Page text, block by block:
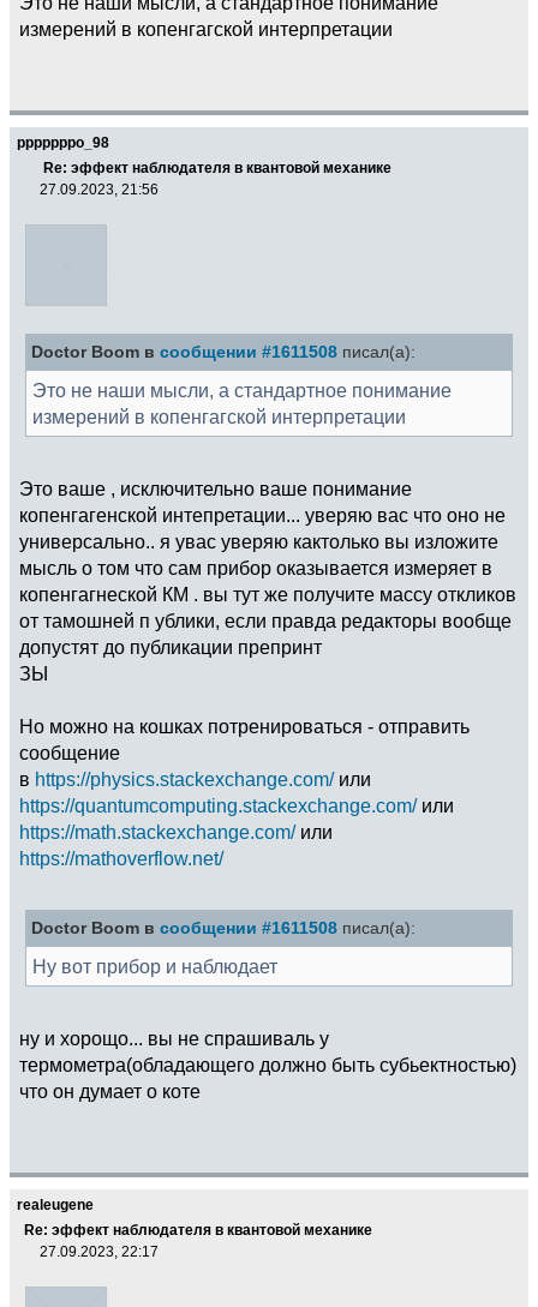
измерений в копенгагской интерпретации
pppppppo_98
Re: эффект наблюдателя в квантовой механике
27.09.2023, 21:56
Doctor Boom в сообщении #1611508 писал(а):
Это не наши мысли, а стандартное понимание
измерений в копенгагской интерпретации
Это ваше , исключительно ваше понимание
копенгагенской интепретации... уверяю вас что оно не
универсально.. я увас уверяю кактолько вы изложите
мысль о том что сам прибор оказывается измеряет в
копенгагнеской КМ . вы тут же получите массу откликов
от тамошней п ублики, если правда редакторы вообще
допустят до публикации препринт
ЗЫ
Но можно на кошках потренироваться - отправить
сообщение
в https://physics.stackexchange.com/или
https://quantumcomputing.stackexchange.com/или
https://math.stackexchange.com/или
https://mathoverflow.net/
Doctor Boom в сообщении #1611508 писал(а):
Ну вот прибор и наблюдает
ну и хорощо... вы не спрашиваль у
термометра(обладающего должно быть субьектностью)
что он думает о коте
realeugene
Re: эффект наблюдателя в квантовой механике
27.09.2023, 22:17